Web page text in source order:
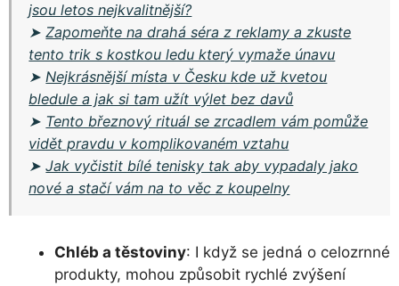
jsou letos nejkvalitnější?
➤Zapomeňte na drahá séra z reklamy a zkuste
tento trik s kostkou ledu který vymaže únavu
➤ Nejkrásnější místa v Česku kde už kvetou
bledule a jak si tam užít výlet bez davů
➤ Tento březnový rituál se zrcadlem vám pomůže
vidět pravdu v komplikovaném vztahu
➤Jak vyčistit bílé tenisky tak aby vypadaly jako
nové a stačí vám na to věc z koupelny
Chléb a těstoviny: I když se jedná o celozrnné
produkty, mohou způsobit rychlé zvýšení